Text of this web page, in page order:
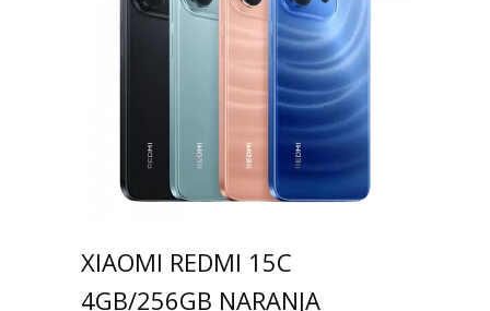
XIAOMI REDMI 15C
4GB/256GB NARANJA